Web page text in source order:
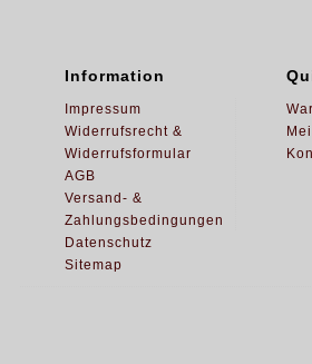
Information
Impressum
Widerrufsrecht &
Widerrufsformular
AGB
Versand- &
Zahlungsbedingungen
Datenschutz
Sitemap